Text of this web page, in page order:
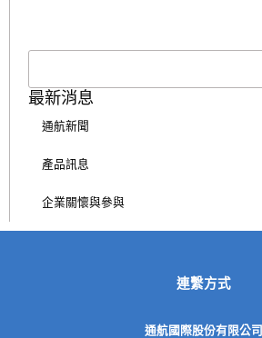
最新消息
通航新聞
產品訊息
企業關懷與參與
連繫方式
通航國際股份有限公司